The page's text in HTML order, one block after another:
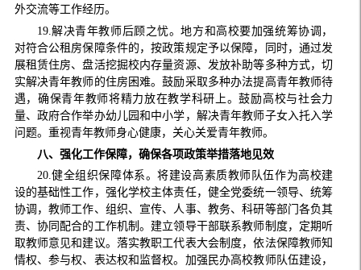
外交流等工作经历。
19.解决青年教师后顾之忧。地方和高校要加强统筹协调，
对符合公租房保障条件的，按政策规定予以保障，同时，通过发
展租赁住房、盘活挖掘校内存量资源、发放补助等多种方式，切
实解决青年教师的住房困难。鼓励采取多种办法提高青年教师待
遇，确保青年教师将精力放在教学科研上。鼓励高校与社会力
量、政府合作举办幼儿园和中小学，解决青年教师子女入托入学
问题。重视青年教师身心健康，关心关爱青年教师。
八、强化工作保障，确保各项政策举措落地见效
20.健全组织保障体系。将建设高素质教师队伍作为高校建
设的基础性工作，强化学校主体责任，健全党委统一领导、统筹
协调，教师工作、组织、宣传、人事、教务、科研等部门各负其
责、协同配合的工作机制。建立领导干部联系教师制度，定期听
取教师意见和建议。落实教职工代表大会制度，依法保障教师知
情权、参与权、表达权和监督权。加强民办高校教师队伍建设，